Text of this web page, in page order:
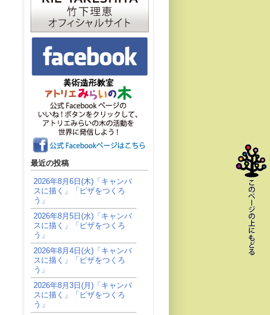
最近の投稿
2026年8月6日(木)「キャンバ
スに描く」「ピザをつくろ
う」
2026年8月5日(水)「キャンバ
スに描く」「ピザをつくろ
う」
2026年8月4日(火)「キャンバ
スに描く」「ピザをつくろ
う」
2026年8月3日(月)「キャンバ
スに描く」「ピザをつくろ
う」